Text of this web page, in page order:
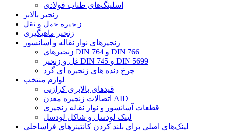
اسلینگ‌های طناب فولادی
زنجیر بالابر
زنجیره حمل و نقل
زنجیر ماهیگیری
زنجیرهای نوار نقاله و آسانسور
زنجیرهای DIN 764 و DIN 766
غل و زنجیر DIN 745 و DIN 5699
چرخ دنده های زنجیره ای گرد
لوازم منتخب
قیدهای بالابری کرازبی
اتصالات زنجیره معدن AID
قطعات آسانسور و نوار نقاله زنجیری
لینک لودسل و شاکل لودسل
لینک‌های اصلی برای بلند کردن کانتینرهای فراساحلی